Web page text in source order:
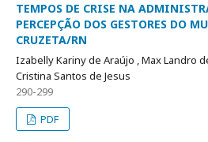
TEMPOS DE CRISE NA
PERCEPÇÃO DOS GESTORES DO
CRUZETA/RN
Izabelly Kariny de Araújo , Max Landro
Cristina Santos de Jesus
290-299
PDF